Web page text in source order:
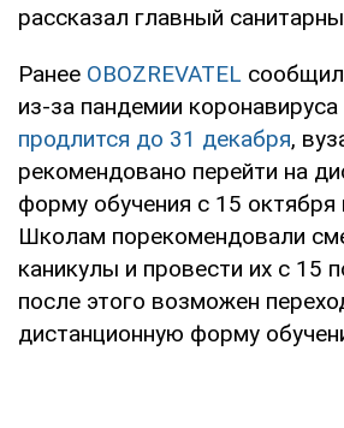
рассказал главный
Ранее OBOZREVATEL
из-за пандемии
продлится до 31 декабря,
рекомендовано перейти на
форму обучения с 15 октября
Школам порекомендовали
каникулы и провести их с 15
после этого возможен
дистанционную форму